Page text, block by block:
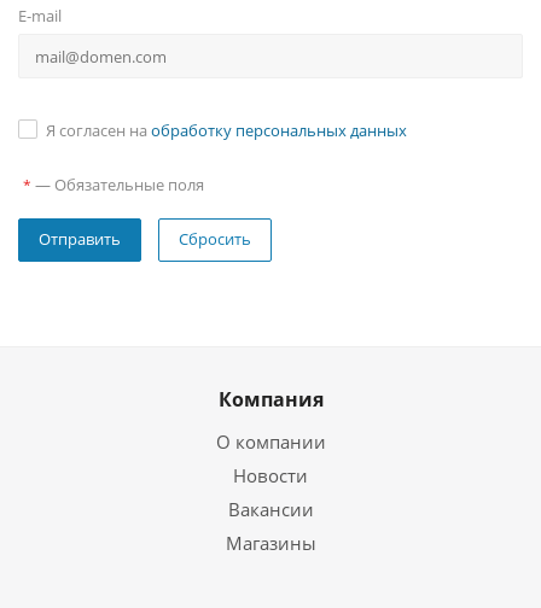
E-mail
Я согласен на обработку персональных данных
* — Обязательные поля
Сбросить
Компания
О компании
Новости
Вакансии
Магазины